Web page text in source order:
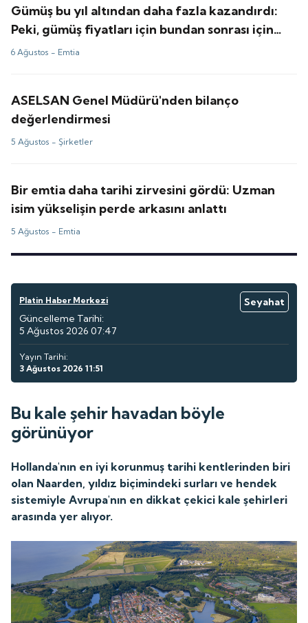
Gümüş bu yıl altından daha fazla kazandırdı:
Peki, gümüş fiyatları için bundan sonrası için
tahminler ne?
6 Ağustos - Emtia
ASELSAN Genel Müdürü'nden bilanço
değerlendirmesi
5 Ağustos -Şirketler
Bir emtia daha tarihi zirvesini gördü: Uzman
isim yükselişin perde arkasını anlattı
5 Ağustos - Emtia
Platin Haber Merkezi
Seyahat
Güncelleme Tarihi:
5 Ağustos 2026 07:47
Yayın Tarihi:
3 Ağustos 2026 11:51
Bu kale şehir havadan böyle
görünüyor
Hollanda'nın en iyi korunmuş tarihi kentlerinden biri
olan Naarden, yıldız biçimindeki surları ve hendek
sistemiyle Avrupa'nın en dikkat çekici kale şehirleri
arasında yer alıyor.